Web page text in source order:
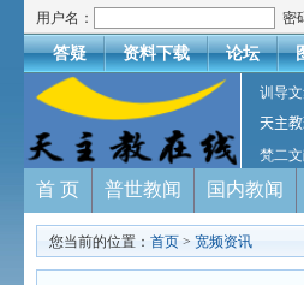
用户名： 密
答疑 资料下载 论坛
训导
天主
梵二
首 页 普世教闻 国内教闻
您当前的位置： 首页 > 宽频资讯